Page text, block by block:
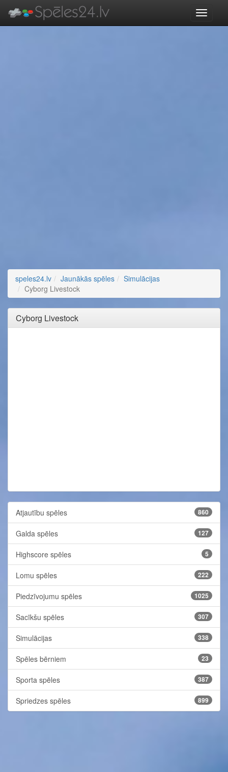
speles24.lv Jaunākās spēles
Simulācijas
Cyborg Livestock
Cyborg Livestock
Atjautību spēles 860
Galda spēles 127
Highscore spēles 5
Lomu spēles 222
Piedzīvojumu spēles 1025
Sacīkšu spēles 307
Simulācijas 338
Spēles bērniem 23
Sporta spēles 387
Spriedzes spēles 899